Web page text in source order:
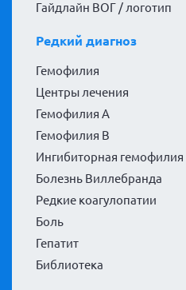
Гайдлайн ВОГ / логотип
Редкий диагноз
Гемофилия
Центры лечения
Гемофилия А
Гемофилия В
Ингибиторная гемофилия
Болезнь Виллебранда
Редкие коагулопатии
Боль
Гепатит
Библиотека